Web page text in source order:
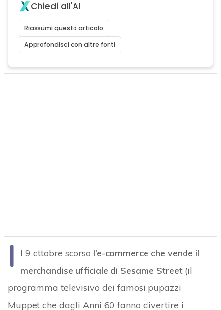
Chiedi all'AI
Riassumi questo articolo
Approfondisci con altre fonti
I l 9 ottobre scorso l’e-commerce che vende il
merchandise ufficiale di Sesame Street(il
programma televisivo dei famosi pupazzi
Muppet che dagli Anni 60 fanno divertire i